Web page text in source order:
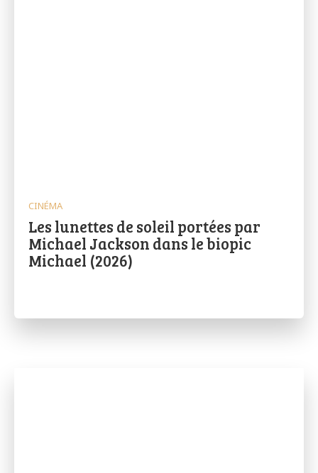
CINÉMA
Les lunettes de soleil portées par
Michael Jackson dans le biopic
Michael (2026)